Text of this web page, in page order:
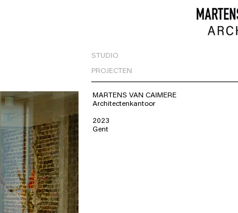
STUDIO
PROJECTEN
MARTENS VAN CAIMERE
Architectenkantoor
2023
Gent